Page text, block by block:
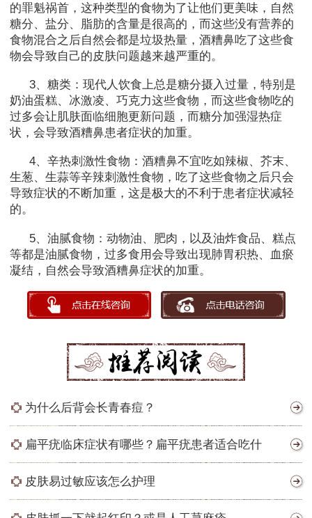
的罪魁祸首，这种类型的食物为了让他们更美味，自然
糖分、盐分、脂肪的含量是很高的，而这些没有营养的
食物混合之后自然会都是垃圾热量，酒糟鼻吃了这些食
物会导致自己的皮肤问题越来越严重的。
3、糖类：现代人饮食上总是糖分摄入过量，特别是
奶油蛋糕、冰激凌、巧克力这些食物，而这些食物吃的
过多会让肌肤面临细胞更新问题，而糖分加强湿热症
状，会导致酒糟鼻患者症状的加重。
4、辛热刺激性食物：酒糟鼻不宜吃如辣椒、芥末、
生葱、生蒜等辛辣刺激性食物，吃了这些食物之后只会
导致症状的不断加重，这是极大的不利于患者症状减轻
的。
5、油腻食物：动物油、肥肉，以及油炸食品、糕点
等都是油腻食物，过多食用会导致出现肺胃积热、血瘀
凝结，自然会导致酒糟鼻症状的加重。
为什么后背会长青春痘？
扁平疣临床症状有哪些？扁平疣患者适合吃什
皮肤易过敏应该怎么护理